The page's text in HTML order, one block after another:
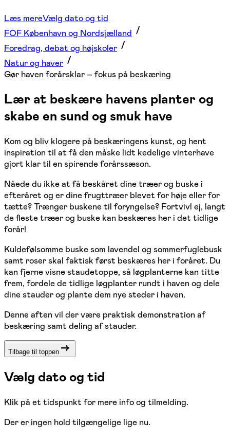
Læs mereVælg dato og tid
FOF København og Nordsjælland
Foredrag, debat og højskoler
Natur og haver
Gør haven forårsklar – fokus på beskæring
Lær at beskære havens planter og
skabe en sund og smuk have
Kom og bliv klogere på beskæringens kunst, og hent
inspiration til at få den måske lidt kedelige vinterhave
gjort klar til en spirende forårssæson.
Nåede du ikke at få beskåret dine træer og buske i
efteråret og er dine frugttræer blevet for høje eller for
tætte? Trænger buskene til foryngelse? Fortvivl ej, langt
de fleste træer og buske kan beskæres her i det tidlige
forår!
Kuldefølsomme buske som lavendel og sommerfuglebusk
samt roser skal faktisk først beskæres her i foråret. Du
kan fjerne visne staudetoppe, så løgplanterne kan titte
frem, fordele de tidlige løgplanter rundt i haven og dele
dine stauder og plante dem nye steder i haven.
Denne aften vil der være praktisk demonstration af
beskæring samt deling af stauder.
Tilbage til toppen
Vælg dato og tid
Klik på et tidspunkt for mere info og tilmelding.
Der er ingen hold tilgængelige lige nu.